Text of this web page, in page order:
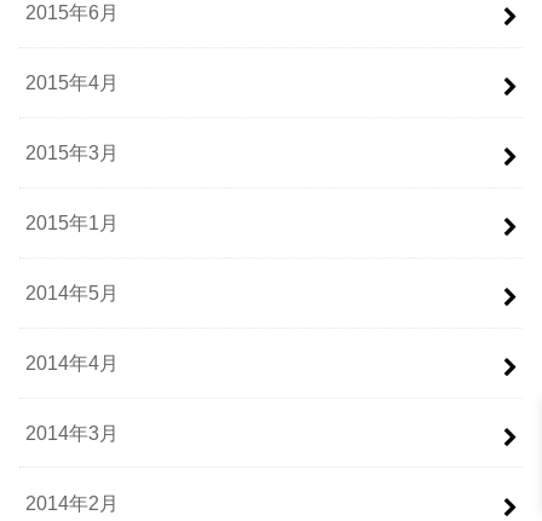
2015年6月
2015年4月
2015年3月
2015年1月
2014年5月
2014年4月
2014年3月
2014年2月